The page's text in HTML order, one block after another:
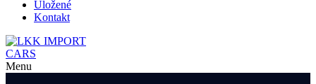
Uložené
Kontakt
Menu